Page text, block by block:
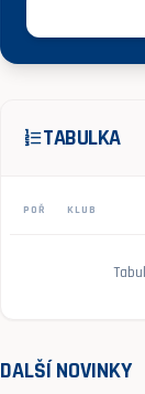
format_list_numberedTABULKA
POŘ KLUB
DALŠÍ NOVINKY